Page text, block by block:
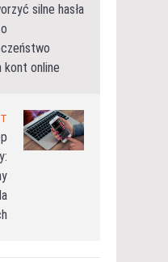
silne hasła
kont online